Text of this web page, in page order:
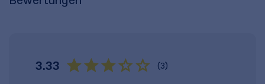
3.33 (3)